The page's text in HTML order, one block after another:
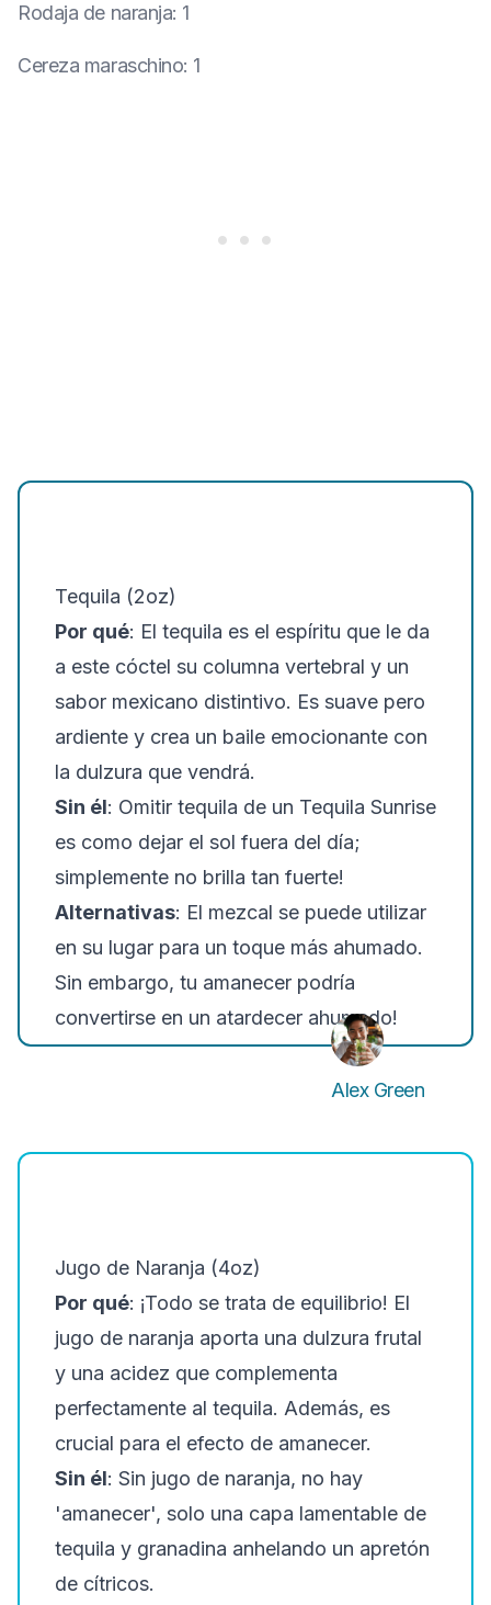
Rodaja de naranja: 1
Cereza maraschino: 1
Tequila (2oz)
Por qué: El tequila es el espíritu que le da
a este cóctel su columna vertebral y un
sabor mexicano distintivo. Es suave pero
ardiente y crea un baile emocionante con
la dulzura que vendrá.
Sin él: Omitir tequila de un Tequila Sunrise
es como dejar el sol fuera del día;
simplemente no brilla tan fuerte!
Alternativas: El mezcal se puede utilizar
en su lugar para un toque más ahumado.
Sin embargo, tu amanecer podría
convertirse en un atardecer ahumado!
Alex Green
Jugo de Naranja (4oz)
Por qué: ¡Todo se trata de equilibrio! El
jugo de naranja aporta una dulzura frutal
y una acidez que complementa
perfectamente al tequila. Además, es
crucial para el efecto de amanecer.
Sin él: Sin jugo de naranja, no hay
'amanecer', solo una capa lamentable de
tequila y granadina anhelando un apretón
de cítricos.